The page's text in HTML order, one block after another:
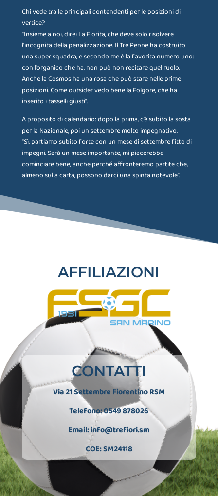
Chi vede tra le principali contendenti per le posizioni di
vertice?
“Insieme a noi, direi La Fiorita, che deve solo risolvere
l’incognita della penalizzazione. Il Tre Penne ha costruito
una super squadra, e secondo me è la favorita numero uno:
con l’organico che ha, non può non recitare quel ruolo.
Anche la Cosmos ha una rosa che può stare nelle prime
posizioni. Come outsider vedo bene la Folgore, che ha
inserito i tasselli giusti”.
A proposito di calendario: dopo la prima, c’è subito la sosta
per la Nazionale, poi un settembre molto impegnativo.
“Sì, partiamo subito forte con un mese di settembre fitto di
impegni. Sarà un mese importante, mi piacerebbe
cominciare bene, anche perché affronteremo partite che,
almeno sulla carta, possono darci una spinta notevole”.
AFFILIAZIONI
CONTATTI
Via 21 Settembre Fiorentino RSM
Telefono: 0549 878026
Email:info@trefiori.sm
COE: SM24118